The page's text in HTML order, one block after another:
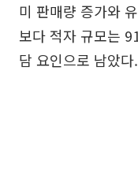
미 판매량 증가와
보다 적자 규모는
담 요인으로 남았다.